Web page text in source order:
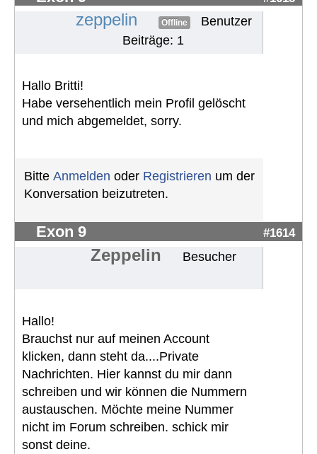
zeppelin Offline
Benutzer
Beiträge: 1
Hallo Britti!
Habe versehentlich mein Profil gelöscht
und mich abgemeldet, sorry.
Bitte Anmelden oder Registrieren um der
Konversation beizutreten.
Exon 9 #1614
Zeppelin Besucher
Hallo!
Brauchst nur auf meinen Account
klicken, dann steht da....Private
Nachrichten. Hier kannst du mir dann
schreiben und wir können die Nummern
austauschen. Möchte meine Nummer
nicht im Forum schreiben. schick mir
sonst deine.